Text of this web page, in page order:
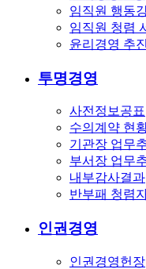
임직원 행동
임직원 청렴
윤리경영 추
투명경영
사전정보공표
수의계약 현
기관장 업무
부서장 업무
내부감사결과
반부패 청렴
인권경영
인권경영헌장